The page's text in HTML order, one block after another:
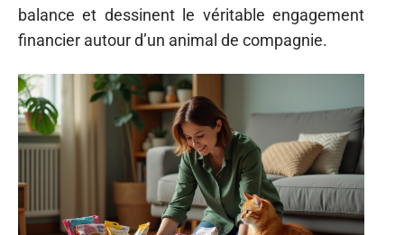
balance et dessinent le véritable engagement
financier autour d’un animal de compagnie.